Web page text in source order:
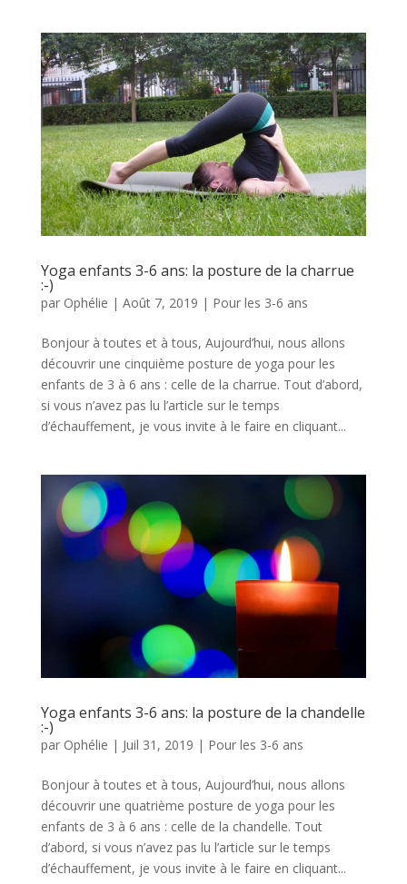
Yoga enfants 3-6 ans: la posture de la charrue
:-)
par Ophélie | Août 7, 2019 | Pour les 3-6 ans
Bonjour à toutes et à tous, Aujourd’hui, nous allons
découvrir une cinquième posture de yoga pour les
enfants de 3 à 6 ans : celle de la charrue. Tout d’abord,
si vous n’avez pas lu l’article sur le temps
d’échauffement, je vous invite à le faire en cliquant...
Yoga enfants 3-6 ans: la posture de la chandelle
:-)
par Ophélie | Juil 31, 2019 | Pour les 3-6 ans
Bonjour à toutes et à tous, Aujourd’hui, nous allons
découvrir une quatrième posture de yoga pour les
enfants de 3 à 6 ans : celle de la chandelle. Tout
d’abord, si vous n’avez pas lu l’article sur le temps
d’échauffement, je vous invite à le faire en cliquant...